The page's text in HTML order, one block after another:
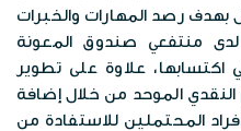
رصد المهارات والخبرات
منتفعي صندوق المعونة
اكتسابها، علاوة على تطوير
النقدي الموحد من خلال إضافة
المحتملين للاستفادة من